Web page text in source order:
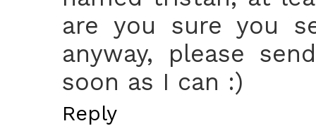
are you sure you
anyway, please
soon as I can :)
Reply